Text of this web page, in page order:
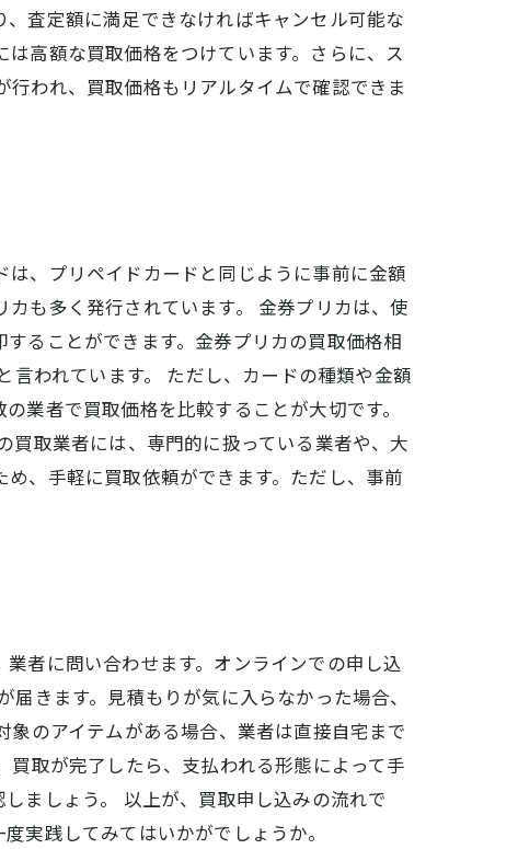
査定額に満足できなければキャンセル可能な
高額な買取価格をつけています。さらに、ス
われ、買取価格もリアルタイムで確認できま
、プリペイドカードと同じように事前に金額
も多く発行されています。 金券プリカは、使
ることができます。金券プリカの買取価格相
われています。 ただし、カードの種類や金額
業者で買取価格を比較することが大切です。
買取業者には、専門的に扱っている業者や、大
、手軽に買取依頼ができます。ただし、事前
者に問い合わせます。オンラインでの申し込
きます。見積もりが気に入らなかった場合、
のアイテムがある場合、業者は直接自宅まで
取が完了したら、支払われる形態によって手
ましょう。 以上が、買取申し込みの流れで
実践してみてはいかがでしょうか。